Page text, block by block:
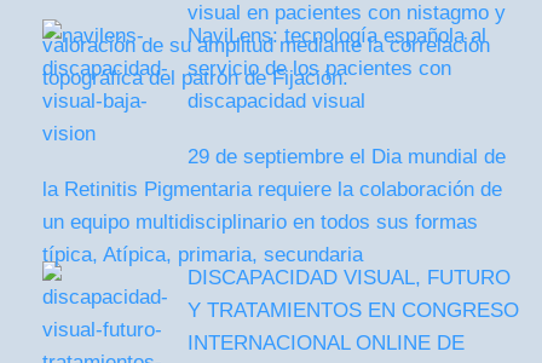
visual en pacientes con nistagmo y
valoración de su amplitud mediante la correlación
topográfica del patrón de Fijación.
NaviLens: tecnología española al
servicio de los pacientes con
discapacidad visual
29 de septiembre el Dia mundial de
la Retinitis Pigmentaria requiere la colaboración de
un equipo multidisciplinario en todos sus formas
típica, Atípica, primaria, secundaria
DISCAPACIDAD VISUAL, FUTURO
Y TRATAMIENTOS EN CONGRESO
INTERNACIONAL ONLINE DE